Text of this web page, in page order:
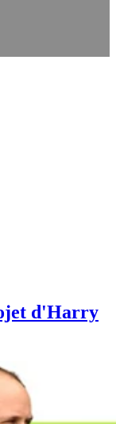
d'Harry